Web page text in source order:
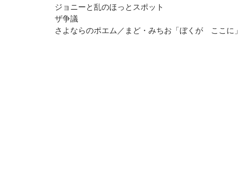
ジョニーと乱のほっとスポット
ザ争議
さよならのポエム／まど・みちお「ぼくが ここに」